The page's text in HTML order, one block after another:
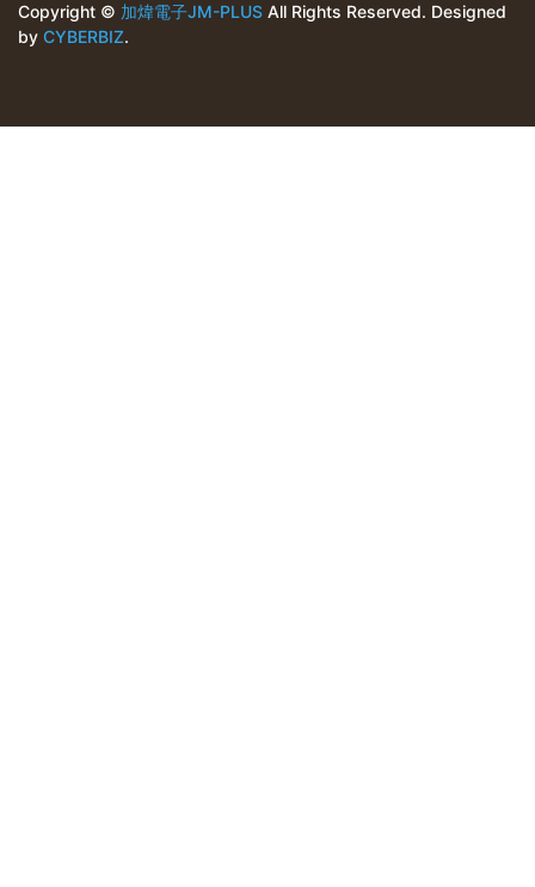
Copyright © 加煒電子JM-PLUS All Rights Reserved. Designed
by CYBERBIZ.